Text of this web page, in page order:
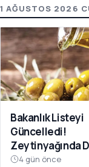
1 AĞUSTOS 2026
Bakanlık Listeyi
Güncelledi!
Zeytinyağında
Hile Belli Oldu
4 gün önce